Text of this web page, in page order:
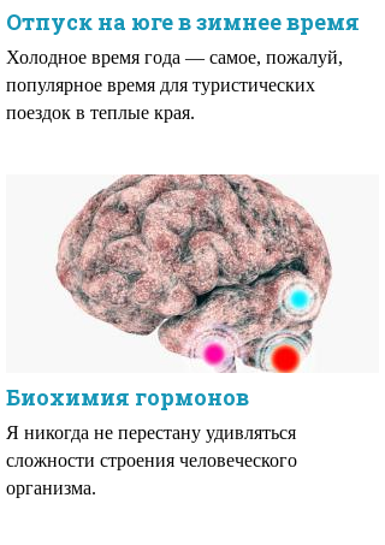
Отпуск на юге в зимнее время
Холодное время года — самое, пожалуй,
популярное время для туристических
поездок в теплые края.
Биохимия гормонов
Я никогда не перестану удивляться
сложности строения человеческого
организма.